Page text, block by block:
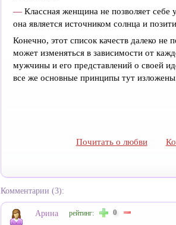
— Классная женщина не позволяет себе
она является источником солнца и
Конечно, этот список качеств далеко не
может изменяться в зависимости от
мужчины и его представлений о своей
все же основные принципы тут
Почитать о любви
Комментарии (3):
Арина рейтинг: 0